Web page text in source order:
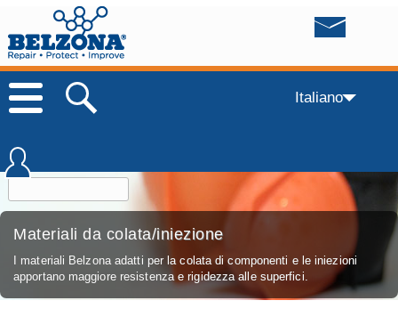
Italiano
Materiali da colata/iniezione
I materiali Belzona adatti per la colata di componenti e le iniezioni
apportano maggiore resistenza e rigidezza alle superfici.